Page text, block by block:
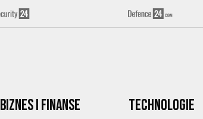
Biznes i Finanse Technologie